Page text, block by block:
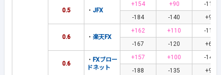
0.5 ・ JFX
+154 +90
-110
-184
-140 +90
0.6 ・ 楽天FX
+162 +110
-113
-167
-120 +66
0.6
・ FXブロー
ドネット
+157 +100
-140
-188
-135 +97